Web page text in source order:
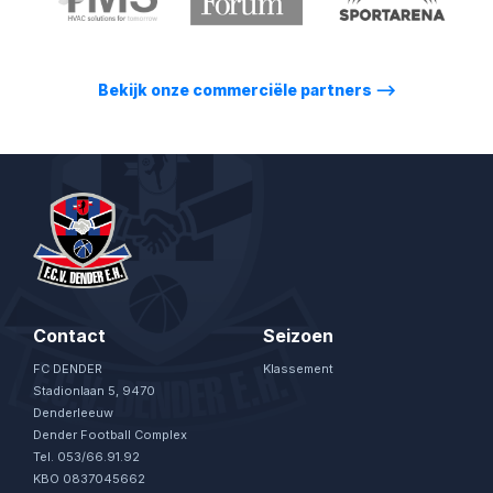
Bekijk onze commerciële partners ⟶
Contact
FC DENDER
Stadionlaan 5, 9470
Denderleeuw
Dender Football Complex
Tel. 053/66.91.92
KBO 0837045662
Seizoen
Klassement